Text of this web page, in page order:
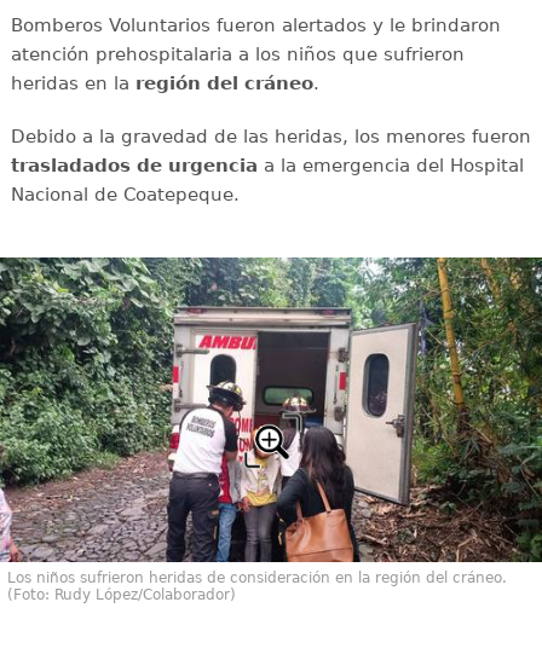
Bomberos Voluntarios fueron alertados y le brindaron
atención prehospitalaria a los niños que sufrieron
heridas en la región del cráneo.
Debido a la gravedad de las heridas, los menores fueron
trasladados de urgencia a la emergencia del Hospital
Nacional de Coatepeque.
Los niños sufrieron heridas de consideración en la región del cráneo.
(Foto: Rudy López/Colaborador)